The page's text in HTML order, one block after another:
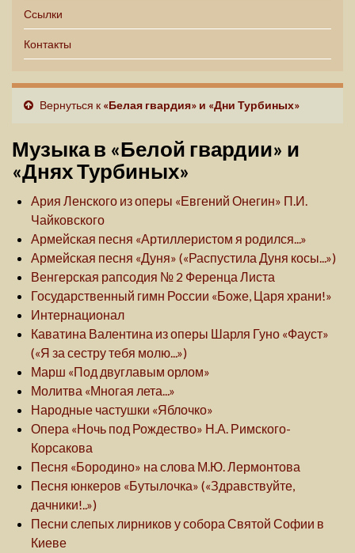
Ссылки
Контакты
Вернуться к «Белая гвардия» и «Дни Турбиных»
Музыка в «Белой гвардии» и
«Днях Турбиных»
Ария Ленского из оперы «Евгений Онегин» П.И.
Чайковского
Армейская песня «Артиллеристом я родился...»
Армейская песня «Дуня» («Распустила Дуня косы...»)
Венгерская рапсодия № 2 Ференца Листа
Государственный гимн России «Боже, Царя храни!»
Интернационал
Каватина Валентина из оперы Шарля Гуно «Фауст»
(«Я за сестру тебя молю...»)
Марш «Под двуглавым орлом»
Молитва «Многая лета...»
Народные частушки «Яблочко»
Опера «Ночь под Рождество» Н.А. Римского-
Корсакова
Песня «Бородино» на слова М.Ю. Лермонтова
Песня юнкеров «Бутылочка» («Здравствуйте,
дачники!..»)
Песни слепых лирников у собора Святой Софии в
Киеве